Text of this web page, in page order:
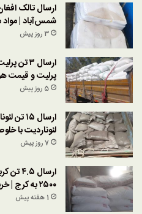
ارسال تالک
شمس‌آباد | مواد
3 روز پیش
ارسال ۳
پرلیت و قیمت
5 روز پیش
ارسال
لئوناردیت با خلوص
7 روز پیش
ارسال
۲۵۰۰ به کرج | خرید پودر کربنات کلسیم سفید
1 هفته پیش